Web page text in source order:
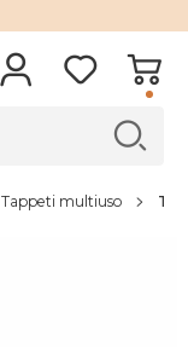
Tappeti multiuso